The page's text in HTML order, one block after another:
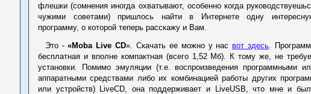
флешки (сомнения иногда охватывают, особенно когда
чужими советами) пришлось найти в Интернете одну
программу, о которой теперь расскажу и Вам.
Это -«Moba Live CD». Скачать ее можно у нас вот здесь .
бесплатная и вполне компактная (всего 1,52 Мб). К тому же, не
установки. Помимо эмуляции (т.е. воспроизведения программными
аппаратными средствами либо их комбинацией работы других
или устройств) LiveCD, она поддерживает и LiveUSB, что мне и